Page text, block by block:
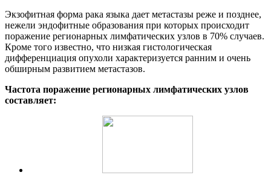
Экзофитная форма рака языка дает метастазы реже и позднее,
нежели эндофитные образования при которых происходит
поражение регионарных лимфатических узлов в 70% случаев.
Кроме того известно, что низкая гистологическая
дифференциация опухоли характеризуется ранним и очень
обширным развитием метастазов.
Частота поражение регионарных лимфатических узлов
составляет: